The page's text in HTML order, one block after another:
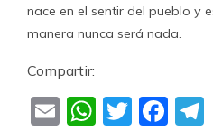
nace en el sentir del pueblo y
manera nunca será nada.
Compartir:
Email Twitter